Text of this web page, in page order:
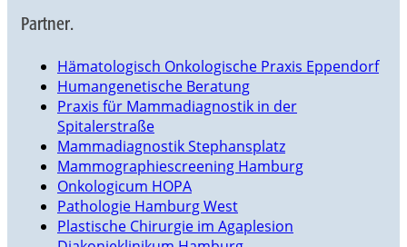
Partner.
Hämatologisch Onkologische Praxis Eppendorf
Humangenetische Beratung
Praxis für Mammadiagnostik in der
Spitalerstraße
Mammadiagnostik Stephansplatz
Mammographiescreening Hamburg
Onkologicum HOPA
Pathologie Hamburg West
Plastische Chirurgie im Agaplesion